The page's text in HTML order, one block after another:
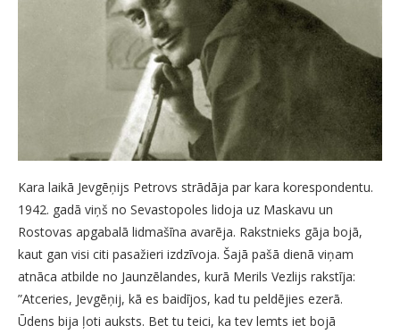
Kara laikā Jevgēņijs Petrovs strādāja par kara korespondentu.
1942. gadā viņš no Sevastopoles lidoja uz Maskavu un
Rostovas apgabalā lidmašīna avarēja. Rakstnieks gāja bojā,
kaut gan visi citi pasažieri izdzīvoja. Šajā pašā dienā viņam
atnāca atbilde no Jaunzēlandes, kurā Merils Vezlijs rakstīja:
”Atceries, Jevgēņij, kā es baidījos, kad tu peldējies ezerā.
Ūdens bija ļoti auksts. Bet tu teici, ka tev lemts iet bojā